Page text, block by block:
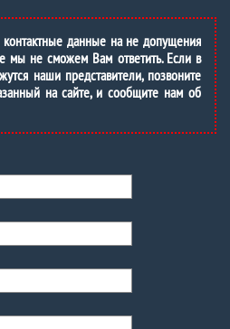
контактные данные на не допущения
мы не сможем Вам ответить. Если в
наши представители, позвоните
на сайте, и сообщите нам об